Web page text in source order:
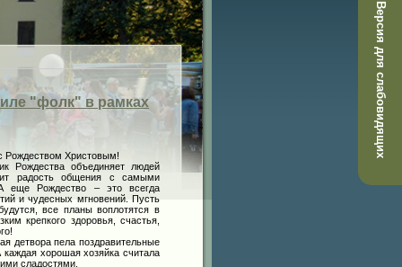
Версия для слабовидящих
"фолк" в рамках
Рождеством Христовым!
Рождества объединяет людей
радость общения с самыми
еще Рождество – это всегда
и чудесных мгновений. Пусть
все планы воплотятся в
крепкого здоровья, счастья,
детвора пела поздравительные
хорошая хозяйка считала
сладостями.